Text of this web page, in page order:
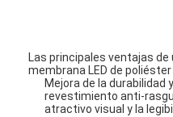
Interruptor de
Las principales ventajas de
membrana LED de
Mejora de la durabilidad
revestimiento anti-
atractivo visual y la